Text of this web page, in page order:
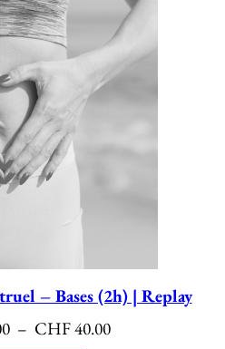
CHF 50.00
– Bases (2h) | Replay
– CHF40.00Plage